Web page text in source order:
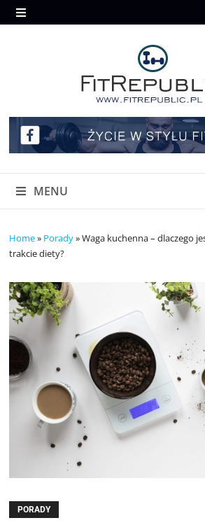
Skip
to
MENU
MENU
Home» Porady»Waga kuchenna – dlaczego
trakcie diety?
PORADY